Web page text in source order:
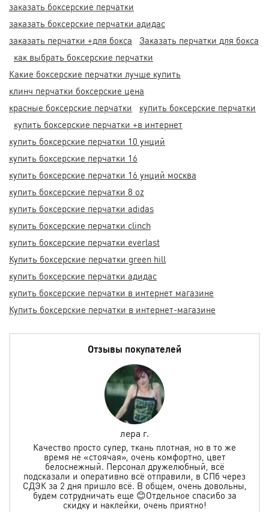
заказать боксерские перчатки
заказать боксерские перчатки адидас
заказать перчатки +для бокса
Заказать перчатки для бокса
как выбрать боксерские перчатки
Какие боксерские перчатки лучше купить
клинч перчатки боксерские цена
красные боксерские перчатки
купить боксерские перчатки
купить боксерские перчатки +в интернет
купить боксерские перчатки 10 унций
купить боксерские перчатки 16
купить боксерские перчатки 16 унций москва
купить боксерские перчатки 8 oz
купить боксерские перчатки adidas
купить боксерские перчатки clinch
купить боксерские перчатки everlast
Купить боксерские перчатки green hill
купить боксерские перчатки адидас
купить боксерские перчатки в интернет магазине
Купить боксерские перчатки в интернет-магазине
Отзывы покупателей
лера г.
Качество просто супер, ткань плотная, но в то же
время не «стоячая», очень комфортно, цвет
белоснежный. Персонал дружелюбный, всё
подсказали и оперативно всё отправили, в СПб через
СДЭК за 2 дня пришло всё. В общем, очень довольны,
будем сотрудничать еще 😊Отдельное спасибо за
скидку и наклейки, очень приятно!